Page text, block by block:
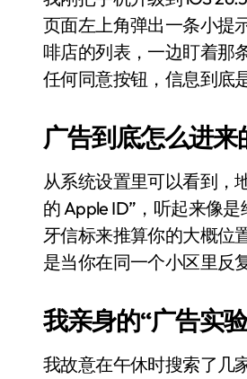
召回X9、
比Model 3
550亿美金
别再用汽车
花钱买宝马
Windows
你的U盘格
轻到忽略
从“卖电视”
页面左上角弹出一条小提
啡店的列表，一边盯着那
任何同意按钮，信息到底
广告到底怎么进来
从系统设置里可以看到，
的 Apple ID”，听起来像
牙信标来推算你的大概位
是当你在同一个小区里反
我亲身的“广告实
我故意在午休时搜索了几